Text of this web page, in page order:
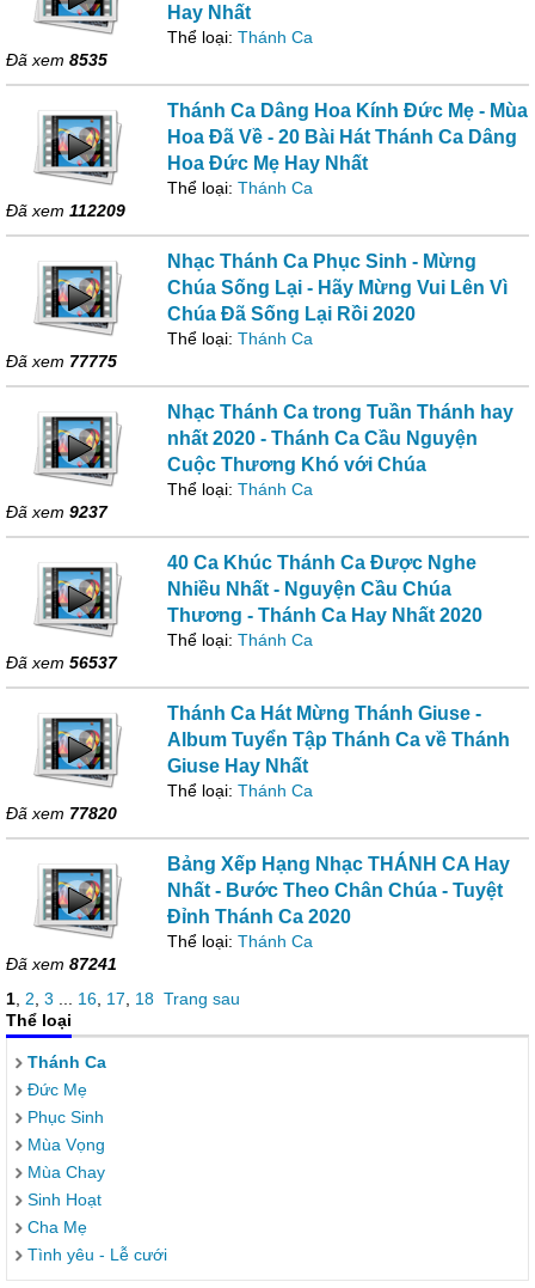
Hay Nhất
Thể loại: Thánh Ca
Đã xem 8535
Thánh Ca Dâng Hoa Kính Đức Mẹ - Mùa
Hoa Đã Về - 20 Bài Hát Thánh Ca Dâng
Hoa Đức Mẹ Hay Nhất
Thể loại: Thánh Ca
Đã xem 112209
Nhạc Thánh Ca Phục Sinh - Mừng
Chúa Sống Lại - Hãy Mừng Vui Lên Vì
Chúa Đã Sống Lại Rồi 2020
Thể loại: Thánh Ca
Đã xem 77775
Nhạc Thánh Ca trong Tuần Thánh hay
nhất 2020 - Thánh Ca Cầu Nguyện
Cuộc Thương Khó với Chúa
Thể loại: Thánh Ca
Đã xem 9237
40 Ca Khúc Thánh Ca Được Nghe
Nhiều Nhất - Nguyện Cầu Chúa
Thương - Thánh Ca Hay Nhất 2020
Thể loại: Thánh Ca
Đã xem 56537
Thánh Ca Hát Mừng Thánh Giuse -
Album Tuyển Tập Thánh Ca về Thánh
Giuse Hay Nhất
Thể loại: Thánh Ca
Đã xem 77820
Bảng Xếp Hạng Nhạc THÁNH CA Hay
Nhất - Bước Theo Chân Chúa - Tuyệt
Đỉnh Thánh Ca 2020
Thể loại: Thánh Ca
Đã xem 87241
1, 2, 3 ... 16, 17, 18 Trang sau
Thể loại
Thánh Ca
Đức Mẹ
Phục Sinh
Mùa Vọng
Mùa Chay
Sinh Hoạt
Cha Mẹ
Tình yêu - Lễ cưới